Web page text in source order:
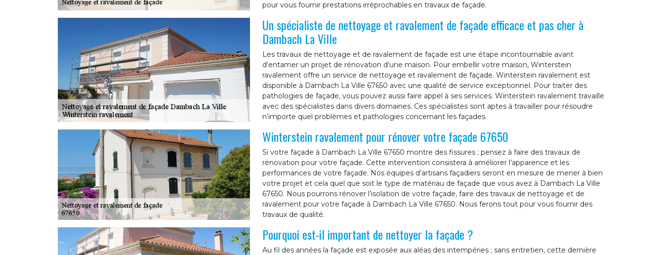
pour vous fournir prestations irréprochables en travaux de façade.
Un spécialiste de nettoyage et ravalement de façade efficace et pas cher à
Dambach La Ville
Les travaux de nettoyage et de ravalement de façade est une étape incontournable avant
d’entamer un projet de rénovation d’une maison. Pour embellir votre maison, Winterstein
ravalement offre un service de nettoyage et ravalement de façade. Winterstein ravalement est
disponible à Dambach La Ville 67650 avec une qualité de service exceptionnel. Pour traiter des
pathologies de façade, vous pouvez aussi faire appel à ses services. Winterstein ravalement travaille
avec des spécialistes dans divers domaines. Ces spécialistes sont aptes à travailler pour résoudre
n’importe quel problèmes et pathologies concernant les façades.
Winterstein ravalement pour rénover votre façade 67650
Si votre façade à Dambach La Ville 67650 montre des fissures ; pensez à faire des travaux de
rénovation pour votre façade. Cette intervention consistera à améliorer l’apparence et les
performances de votre façade. Nos équipes d’artisans façadiers seront en mesure de mener à bien
votre projet et cela quel que soit le type de matériau de façade que vous avez à Dambach La Ville
67650. Nous pourrons rénover l’isolation de votre façade, faire des travaux de nettoyage et de
ravalement pour votre façade à Dambach La Ville 67650. Nous ferons tout pour vous fournir des
travaux de qualité.
Pourquoi est-il important de nettoyer la façade ?
Au fil des années la façade est exposée aux aléas des intempéries ; sans entretien, cette dernière